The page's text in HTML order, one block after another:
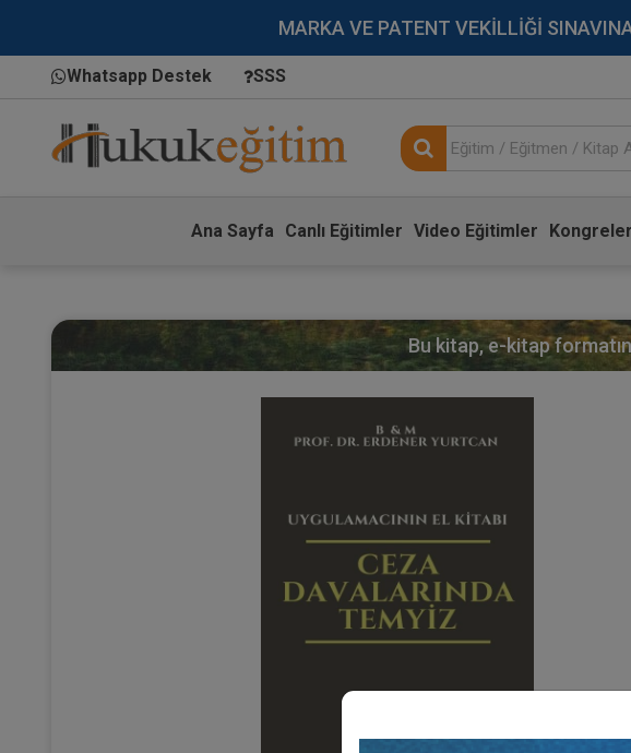
MARKA VE PATENT VEKİLLİĞİ
Whatsapp Destek SSS
Ana Sayfa Canlı Eğitimler Video Eğitimler
Bu kitap, e-kitap